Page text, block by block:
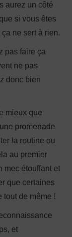
aurez un côté
si vous êtes
ne sert à rien.
pas faire ça
ne pas
donc bien
mieux que
promenade
la routine ou
au premier
mec étouffant et
que certaines
tout de même !
et